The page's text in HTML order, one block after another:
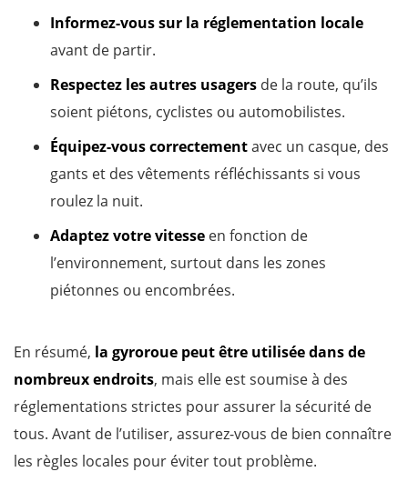
Informez-vous sur la réglementation locale
avant de partir.
Respectez les autres usagers de la route, qu’ils
soient piétons, cyclistes ou automobilistes.
Équipez-vous correctementavec un casque, des
gants et des vêtements réfléchissants si vous
roulez la nuit.
Adaptez votre vitesse en fonction de
l’environnement, surtout dans les zones
piétonnes ou encombrées.
En résumé, la gyroroue peut être utilisée dans de
nombreux endroits, mais elle est soumise à des
réglementations strictes pour assurer la sécurité de
tous. Avant de l’utiliser, assurez-vous de bien connaître
les règles locales pour éviter tout problème.